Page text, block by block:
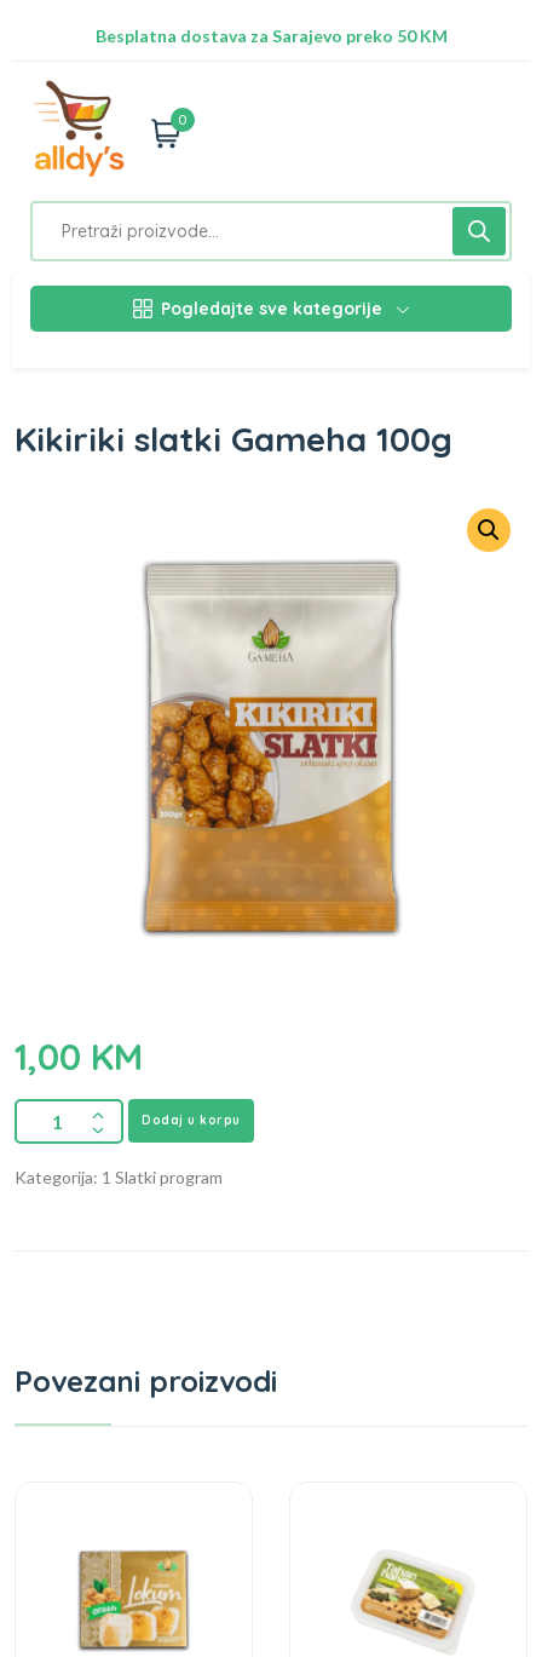
Besplatna dostava za Sarajevo preko 50 KM
0
Pogledajte sve kategorije
Kikiriki slatki Gameha 100g
1,00 KM
Dodaj u korpu
Kategorija: 1 Slatki program
Povezani proizvodi